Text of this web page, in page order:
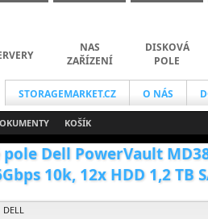
STORAGEMARKET.CZ O NÁS
NAS
ZAŘÍZENÍ
DISKOVÁ
POLE
KOŠÍK
Dell PowerVault
10k, 12x HDD 1,2 TB
DELL